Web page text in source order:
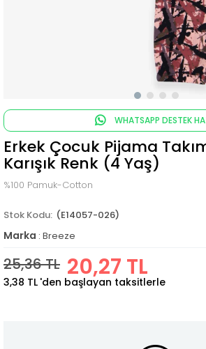
WHATSAPP DESTEK
Erkek Çocuk Pijama
Karışık Renk (4 Yaş)
%100 Pamuk-Cotton
(E14057-026)
Marka : Breeze
25,36 TL 20,27 TL
3,38 TL 'den başlayan taksitlerle